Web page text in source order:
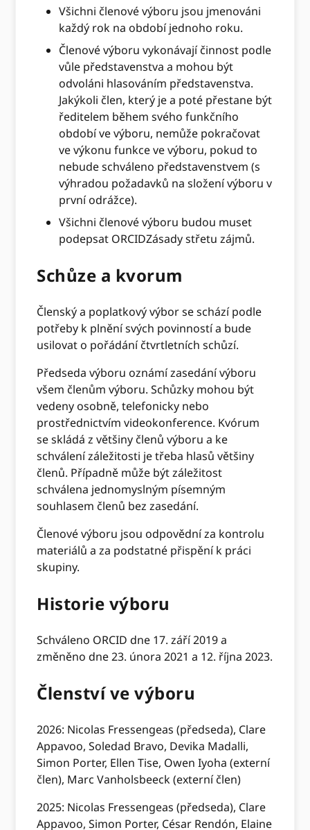
Všichni členové výboru jsou jmenováni
každý rok na období jednoho roku.
Členové výboru vykonávají činnost podle
vůle představenstva a mohou být
odvoláni hlasováním představenstva.
Jakýkoli člen, který je a poté přestane být
ředitelem během svého funkčního
období ve výboru, nemůže pokračovat
ve výkonu funkce ve výboru, pokud to
nebude schváleno představenstvem (s
výhradou požadavků na složení výboru v
první odrážce).
Všichni členové výboru budou muset
podepsat ORCIDZásady střetu zájmů.
Schůze a kvorum
Členský a poplatkový výbor se schází podle
potřeby k plnění svých povinností a bude
usilovat o pořádání čtvrtletních schůzí.
Předseda výboru oznámí zasedání výboru
všem členům výboru. Schůzky mohou být
vedeny osobně, telefonicky nebo
prostřednictvím videokonference. Kvórum
se skládá z většiny členů výboru a ke
schválení záležitosti je třeba hlasů většiny
členů. Případně může být záležitost
schválena jednomyslným písemným
souhlasem členů bez zasedání.
Členové výboru jsou odpovědní za kontrolu
materiálů a za podstatné přispění k práci
skupiny.
Historie výboru
Schváleno ORCID dne 17. září 2019 a
změněno dne 23. února 2021 a 12. října 2023.
Členství ve výboru
2026: Nicolas Fressengeas (předseda), Clare
Appavoo, Soledad Bravo, Devika Madalli,
Simon Porter, Ellen Tise, Owen Iyoha (externí
člen), Marc Vanholsbeeck (externí člen)
2025: Nicolas Fressengeas (předseda), Clare
Appavoo, Simon Porter, César Rendón, Elaine